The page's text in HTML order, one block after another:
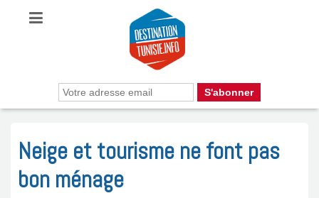
Neige et tourisme ne font pas
bon ménage